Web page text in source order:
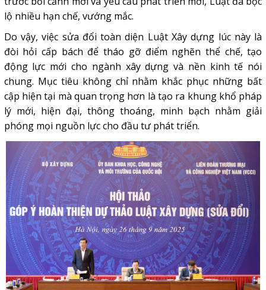
lộ nhiều hạn chế, vướng mắc.
Do vậy, việc sửa đổi toàn diện Luật Xây dựng lúc này là
đòi hỏi cấp bách để tháo gỡ điểm nghẽn thể chế, tạo
động lực mới cho ngành xây dựng và nền kinh tế nói
chung. Mục tiêu không chỉ nhằm khắc phục những bất
cập hiện tại mà quan trọng hơn là tạo ra khung khổ pháp
lý mới, hiện đại, thông thoáng, minh bạch nhằm giải
phóng mọi nguồn lực cho đầu tư phát triển.